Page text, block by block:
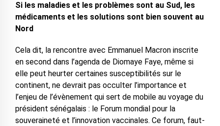
Si les maladies et les problèmes sont au Sud, les
médicaments et les solutions sont bien souvent au
Nord
Cela dit, la rencontre avec Emmanuel Macron inscrite
en second dans l’agenda de Diomaye Faye, même si
elle peut heurter certaines susceptibilités sur le
continent, ne devrait pas occulter l’importance et
l’enjeu de l’évènement qui sert de mobile au voyage du
président sénégalais : le Forum mondial pour la
souveraineté et l’innovation vaccinales. Ce forum, faut-